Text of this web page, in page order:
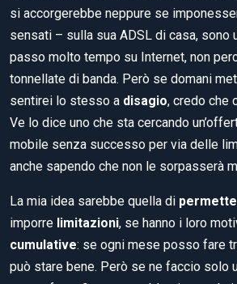
si accorgerebbe neppure se
sensati – sulla sua ADSL di casa, sono
passo molto tempo su Internet, non
tonnellate di banda. Però se domani
sentirei lo stesso a disagio, credo che
Ve lo dice uno che sta cercando
mobile senza successo per via delle
anche sapendo che non le sorpasserà
La mia idea sarebbe quella di
imporre limitazioni, se hanno i loro
cumulative: se ogni mese posso fare
può stare bene. Però se ne faccio solo